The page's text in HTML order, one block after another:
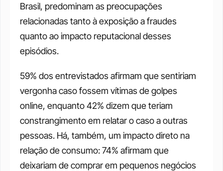
Brasil, predominam as preocupações
relacionadas tanto à exposição a fraudes
quanto ao impacto reputacional desses
episódios.
59% dos entrevistados afirmam que sentiriam
vergonha caso fossem vítimas de golpes
online, enquanto 42% dizem que teriam
constrangimento em relatar o caso a outras
pessoas. Há, também, um impacto direto na
relação de consumo: 74% afirmam que
deixariam de comprar em pequenos negócios